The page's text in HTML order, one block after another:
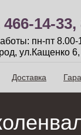
466-14-33,
пн-пт 8.00-
ул.Кащенко 6,
Доставка